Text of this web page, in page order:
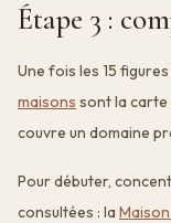
Étape 3 :
Une fois les 15
maisons sont la carte
couvre un domaine
Pour débuter,
consultées : la Maison